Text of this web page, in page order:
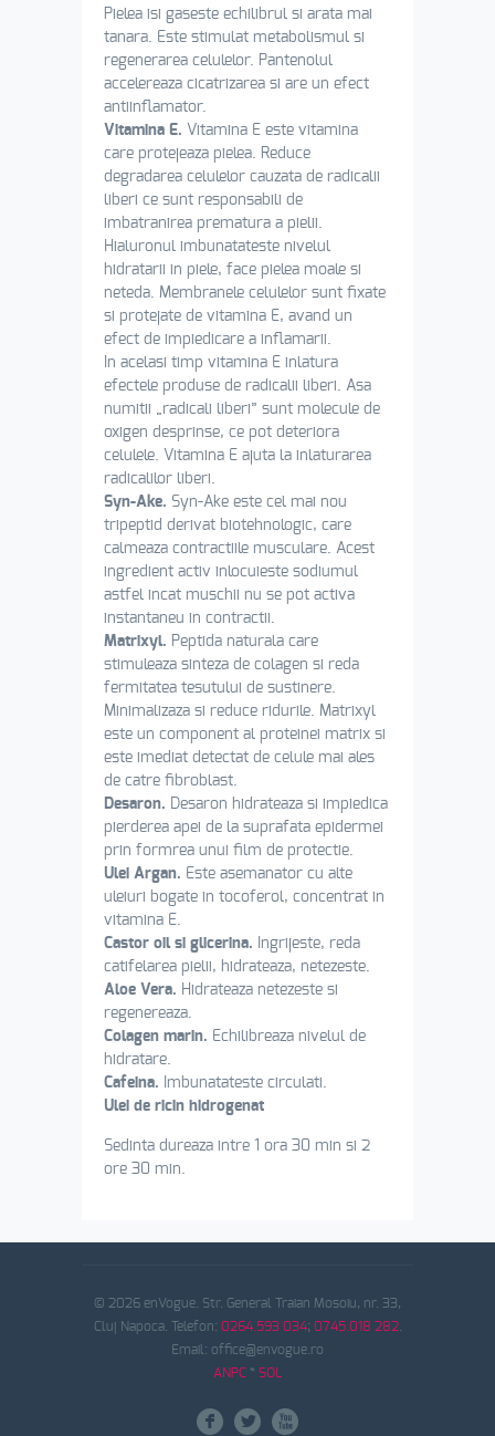
Pielea isi gaseste echilibrul si arata mai
tanara. Este stimulat metabolismul si
regenerarea celulelor. Pantenolul
accelereaza cicatrizarea si are un efect
antiinflamator.
Vitamina E. Vitamina E este vitamina
care protejeaza pielea. Reduce
degradarea celulelor cauzata de radicalii
liberi ce sunt responsabili de
imbatranirea prematura a pielii.
Hialuronul imbunatateste nivelul
hidratarii in piele, face pielea moale si
neteda. Membranele celulelor sunt fixate
si protejate de vitamina E, avand un
efect de impiedicare a inflamarii.
In acelasi timp vitamina E inlatura
efectele produse de radicalii liberi. Asa
numitii „radicali liberi” sunt molecule de
oxigen desprinse, ce pot deteriora
celulele. Vitamina E ajuta la inlaturarea
radicalilor liberi.
Syn-Ake. Syn-Ake este cel mai nou
tripeptid derivat biotehnologic, care
calmeaza contractiile musculare. Acest
ingredient activ inlocuieste sodiumul
astfel incat muschii nu se pot activa
instantaneu in contractii.
Matrixyl. Peptida naturala care
stimuleaza sinteza de colagen si reda
fermitatea tesutului de sustinere.
Minimalizaza si reduce ridurile. Matrixyl
este un component al proteinei matrix si
este imediat detectat de celule mai ales
de catre fibroblast.
Desaron. Desaron hidrateaza si impiedica
pierderea apei de la suprafata epidermei
prin formrea unui film de protectie.
Ulei Argan. Este asemanator cu alte
uleiuri bogate in tocoferol, concentrat in
vitamina E.
Castor oil si glicerina.
Ingrijeste, reda
catifelarea pielii, hidrateaza, netezeste.
Aloe Vera. Hidrateaza netezeste si
regenereaza.
Colagen marin. Echilibreaza nivelul de
hidratare.
Cafeina.
Imbunatateste circulati.
Ulei de ricin hidrogenat
Sedinta dureaza intre 1 ora 30 min si 2
ore 30 min.
© 2026 enVogue. Str. General Traian Mosoiu, nr. 33,
Cluj Napoca. Telefon: 0264.593 034; 0745.018 282.
Email: office@envogue.ro
ANPC* SOL
F L X